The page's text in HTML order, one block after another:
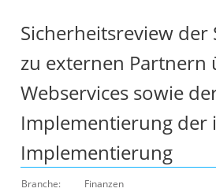
Sicherheitsreview der
zu externen Partnern
Webservices sowie
Implementierung der
Implementierung
Branche:
Finanzen